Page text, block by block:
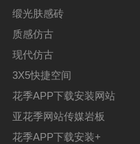
缎光肤感砖
质感仿古
现代仿古
3X5快捷空间
花季APP下载安装网站
亚花季网站传媒岩板
花季APP下载安装+